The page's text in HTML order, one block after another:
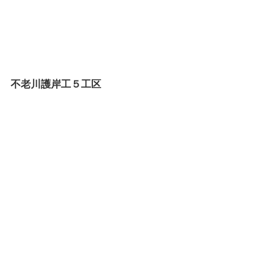
不老川護岸工５工区